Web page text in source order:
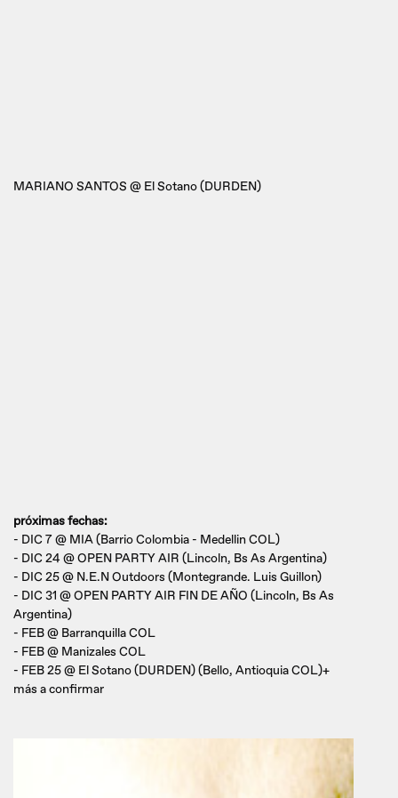
MARIANO SANTOS @ El Sotano (DURDEN)
próximas fechas:
- DIC 7 @ MIA (Barrio Colombia - Medellin COL)
- DIC 24 @ OPEN PARTY AIR (Lincoln, Bs As Argentina)
- DIC 25 @ N.E.N Outdoors (Montegrande. Luis Guillon)
- DIC 31 @ OPEN PARTY AIR FIN DE AÑO (Lincoln, Bs As
Argentina)
- FEB @ Barranquilla COL
- FEB @ Manizales COL
- FEB 25 @ El Sotano (DURDEN) (Bello, Antioquia COL)+
más a confirmar